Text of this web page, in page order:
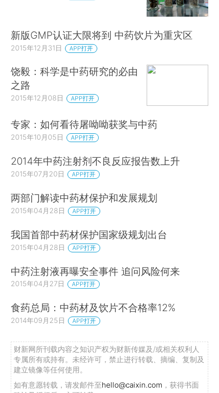
新版GMP认证大限将到 中药饮片为重灾区
2015年12月31日 APP打开
饶毅：科学是中药研究的必由
之路
2015年12月08日 APP打开
专家：如何看待屠呦呦获奖与中药
2015年10月05日 APP打开
2014年中药注射剂不良反应报告数上升
2015年07月20日 APP打开
两部门解读中药材保护和发展规划
2015年04月28日 APP打开
我国首部中药材保护国家级规划出台
2015年04月28日 APP打开
中药注射液再曝安全事件 追问风险何来
2015年04月27日 APP打开
食药总局：中药材及饮片不合格率12%
2014年09月25日 APP打开
财新网所刊载内容之知识产权为财新传媒及/或相关权利人
专属所有或持有。未经许可，禁止进行转载、摘编、复制及
建立镜像等任何使用。
如有意愿转载，请发邮件至hello@caixin.com ，获得书面